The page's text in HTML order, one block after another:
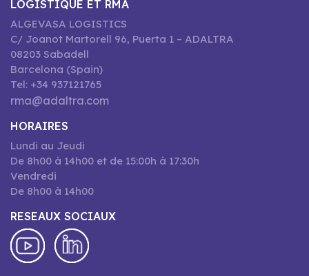
LOGISTIQUE ET RMA
ALGEVASA LOGISTICS
C/ Joanot Martorell 96, Puerta 1 – ADALTRA
08203 Sabadell
Barcelona (Spain)
Tel: +34 937121765
rma@adaltra.com
HORAIRES
Lundi au Jeudi
De 8h00 à 14h00 et de 15:00h à 17:30h
Vendredi
De 8h00 à 14h00
RESEAUX SOCIAUX